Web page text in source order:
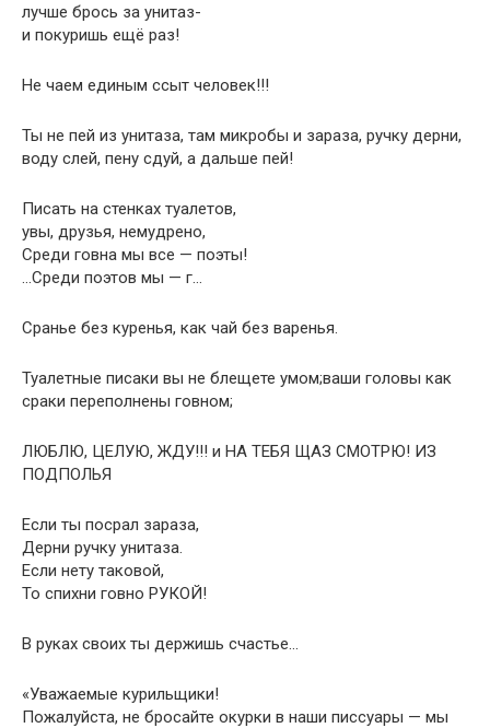
лучше брось за унитаз-
и покуришь ещё раз!
Не чаем единым ссыт человек!!!
Ты не пей из унитаза, там микробы и зараза, ручку дерни,
воду слей, пену сдуй, а дальше пей!
Писать на стенках туалетов,
увы, друзья, немудрено,
Среди говна мы все — поэты!
…Среди поэтов мы — г…
Сранье без куренья, как чай без варенья.
Туалетные писаки вы не блещете умом;ваши головы как
сраки переполнены говном;
ЛЮБЛЮ, ЦЕЛУЮ, ЖДУ!!! и НА ТЕБЯ ЩАЗ СМОТРЮ! ИЗ
ПОДПОЛЬЯ
Если ты посрал зараза,
Дерни ручку унитаза.
Если нету таковой,
То спихни говно РУКОЙ!
В руках своих ты держишь счастье…
«Уважаемые курильщики!
Пожалуйста, не бросайте окурки в наши писсуары — мы